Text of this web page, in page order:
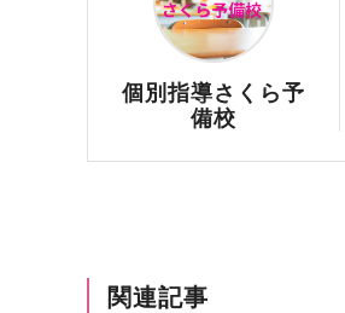
個別指導さくら予
備校
関連記事